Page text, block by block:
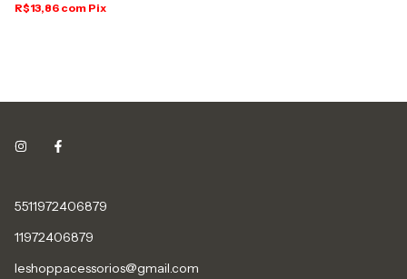
R$13,86 com Pix
5511972406879
11972406879
leshoppacessorios@gmail.com